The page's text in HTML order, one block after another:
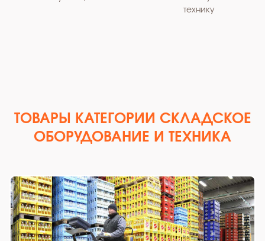
технику
ТОВАРЫ КАТЕГОРИИ СКЛАДСКОЕ
ОБОРУДОВАНИЕ И ТЕХНИКА